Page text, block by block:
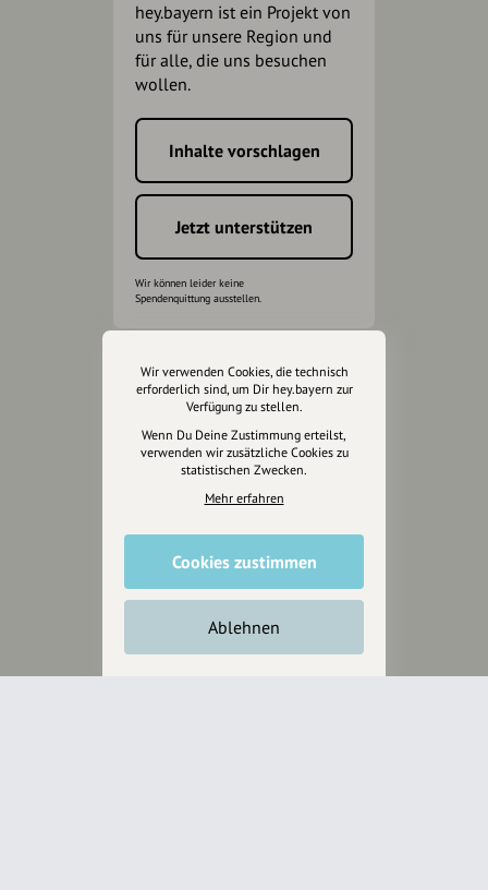
hey.bayern ist ein Projekt von
uns für unsere Region und
für alle, die uns besuchen
wollen.
Inhalte vorschlagen
Jetzt unterstützen
Wir können leider keine
Spendenquittung ausstellen.
Wir verwenden Cookies, die technisch
erforderlich sind, um Dir hey.bayern zur
Verfügung zu stellen.
Wenn Du Deine Zustimmung erteilst,
verwenden wir zusätzliche Cookies zu
statistischen Zwecken.
Mehr erfahren
Cookies zustimmen
Ablehnen